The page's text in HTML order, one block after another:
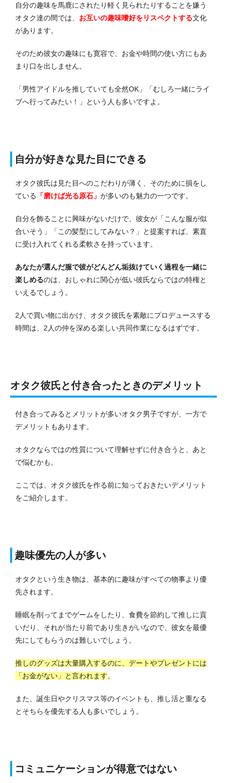
自分の趣味を馬鹿にされたり軽く見られたりすることを嫌う
オタク達の間では、 お互いの趣味嗜好をリスペクトする文化
があります。
そのため彼女の趣味にも寛容で、お金や時間の使い方にもあ
まり口を出しません。
「男性アイドルを推していても全然OK」「むしろ一緒にライ
ブへ行ってみたい！」という人も多いですよ。
自分が好きな見た目にできる
オタク彼氏は見た目へのこだわりが薄く、そのために損をし
ている
「磨けば光る原石」 が多いのも魅力の一つです。
自分を飾ることに興味がないだけで、彼女が「こんな服が似
合いそう」「この髪型にしてみない？」と提案すれば、素直
に受け入れてくれる柔軟さを持っています。
あなたが選んだ服で彼がどんどん垢抜けていく過程を一緒に
楽しめるのは、おしゃれに関心が低い彼氏ならではの特権と
いえるでしょう。
2人で買い物に出かけ、オタク彼氏を素敵にプロデュースする
時間は、2人の仲を深める楽しい共同作業になるはずです。
オタク彼氏と付き合ったときのデメリット
付き合ってみるとメリットが多いオタク男子ですが、一方で
デメリットもあります。
オタクならではの性質について理解せずに付き合うと、あと
で悩むかも。
ここでは、オタク彼氏を作る前に知っておきたいデメリット
をご紹介します。
趣味優先の人が多い
オタクという生き物は、基本的に趣味がすべての物事より優
先されます。
睡眠を削ってまでゲームをしたり、食費を節約して推しに貢
いだり、それが当たり前であり生きがいなので、彼女を最優
先にしてもらうのは難しいでしょう。
推しのグッズは大量購入するのに、デートやプレゼントには
「お金がない」と言われます。
また、誕生日やクリスマス等のイベントも、推し活と重なる
とそちらを優先する人も多いでしょう。
コミュニケーションが得意ではない